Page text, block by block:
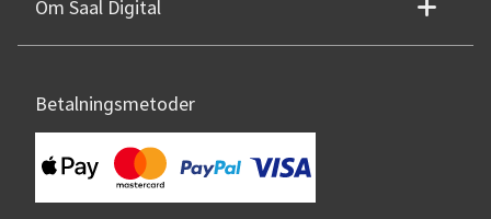
Om Saal Digital
Betalningsmetoder